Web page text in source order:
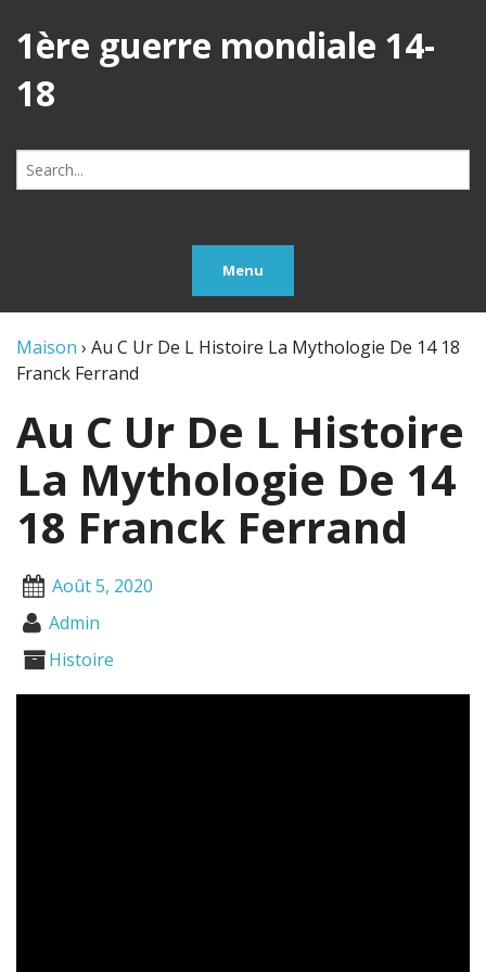
1ère guerre mondiale 14-
18
Search
for:
Menu
Maison › Au C Ur De L Histoire La Mythologie De 14 18
Franck Ferrand
Au C Ur De L Histoire
La Mythologie De 14
18 Franck Ferrand
Août 5, 2020
Admin
Histoire